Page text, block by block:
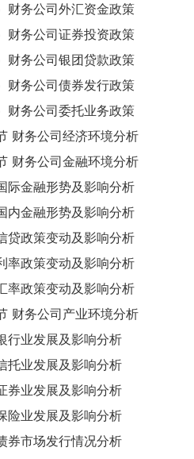
财务公司外汇资金政策
财务公司证券投资政策
财务公司银团贷款政策
财务公司债券发行政策
财务公司委托业务政策
财务公司经济环境分析
财务公司金融环境分析
际金融形势及影响分析
内金融形势及影响分析
贷政策变动及影响分析
率政策变动及影响分析
率政策变动及影响分析
财务公司产业环境分析
行业发展及影响分析
托业发展及影响分析
券业发展及影响分析
险业发展及影响分析
券市场发行情况分析